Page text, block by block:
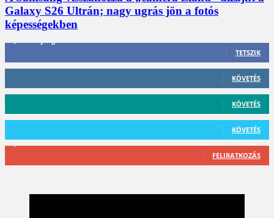
Galaxy S26 Ultrán; nagy ugrás jön a fotós
képességekben
TETSZIK
412 Követő
KÖVETÉS
59 Követő
KÖVETÉS
101 Követő
KÖVETÉS
2,589 Feliratkozó
FELIRATKOZÁS